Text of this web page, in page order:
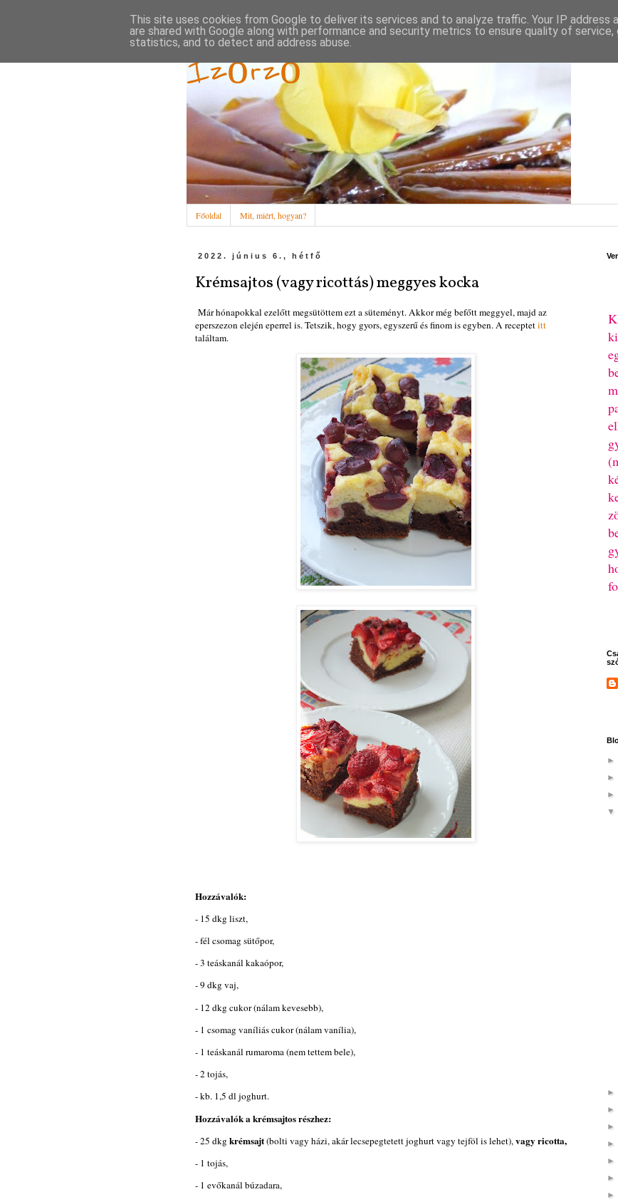
Ízőrző
Főoldal Mit, miért, hogyan?
2022. június 6., hétfő
Krémsajtos (vagy ricottás) meggyes kocka
Már hónapokkal ezelőtt megsütöttem ezt a süteményt. Akkor még befőtt meggyel, majd az
eperszezon elején eperrel is. Tetszik, hogy gyors, egyszerű és finom is egyben. A receptetitt
találtam.
Hozzávalók:
- 15 dkg liszt,
- fél csomag sütőpor,
- 3 teáskanál kakaópor,
- 9 dkg vaj,
- 12 dkg cukor (nálam kevesebb),
- 1 csomag vaníliás cukor (nálam vanília),
- 1 teáskanál rumaroma (nem tettem bele),
- 2 tojás,
- kb. 1,5 dl joghurt.
Hozzávalók a krémsajtos részhez:
- 25 dkg krémsajt(bolti vagy házi, akár lecsepegtetett joghurt vagy tejföl is lehet),vagy ricotta,
- 1 tojás,
- 1 evőkanál búzadara,
►
►
►
▼
►
►
►
►
►
►
►
This site uses cookies from Google to deliver its services and to analyze traffic. Your IP address
are shared with Google along with performance and security metrics to ensure quality of service,
statistics, and to detect and address abuse.